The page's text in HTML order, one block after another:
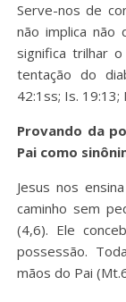
Serve-nos de
não implica
significa trilhar
tentação do
42:1ss; Is. 19:13;
Provando da
Pai como
Jesus nos
caminho sem
(4,6). Ele
possessão.
mãos do Pai